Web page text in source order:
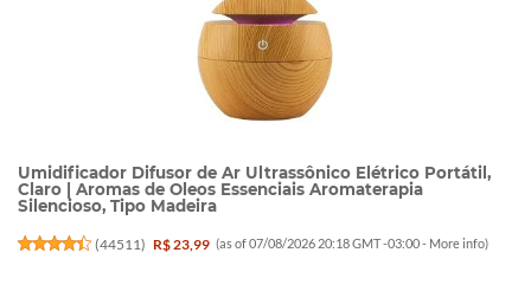
Umidificador Difusor de Ar Ultrassônico Elétrico Portátil,
Claro | Aromas de Oleos Essenciais Aromaterapia
Silencioso, Tipo Madeira
(44511) R$ 23,99 (as of 07/08/2026 20:18 GMT -03:00 - More info)